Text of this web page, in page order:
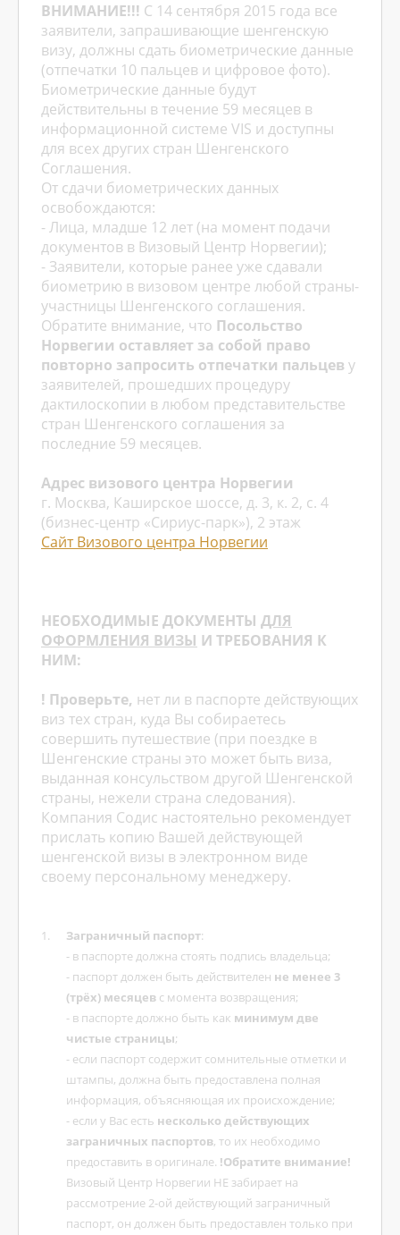
ВНИМАНИЕ!!! С 14 сентября 2015 года все
заявители, запрашивающие шенгенскую
визу, должны сдать биометрические данные
(отпечатки 10 пальцев и цифровое фото).
Биометрические данные будут
действительны в течение 59 месяцев в
информационной системе VIS и доступны
для всех других стран Шенгенского
Соглашения.
От сдачи биометрических данных
освобождаются:
- Лица, младше 12 лет (на момент подачи
документов в Визовый Центр Норвегии);
- Заявители, которые ранее уже сдавали
биометрию в визовом центре любой страны-
участницы Шенгенского соглашения.
Обратите внимание, что Посольство
Норвегии оставляет за собой право
повторно запросить отпечатки пальцеву
заявителей, прошедших процедуру
дактилоскопии в любом представительстве
стран Шенгенского соглашения за
последние 59 месяцев.
Адрес визового центра Норвегии
г. Москва, Каширское шоссе, д. 3, к. 2, с. 4
(бизнес-центр «Сириус-парк»), 2 этаж
Сайт Визового центра Норвегии
НЕОБХОДИМЫЕ ДОКУМЕНТЫ ДЛЯ
ОФОРМЛЕНИЯ ВИЗЫ И ТРЕБОВАНИЯ К
НИМ:
! Проверьте, нет ли в паспорте действующих
виз тех стран, куда Вы собираетесь
совершить путешествие (при поездке в
Шенгенские страны это может быть виза,
выданная консульством другой Шенгенской
страны, нежели страна следования).
Компания Содис настоятельно рекомендует
прислать копию Вашей действующей
шенгенской визы в электронном виде
своему персональному менеджеру.
Заграничный паспорт:
- в паспорте должна стоять подпись владельца;
- паспорт должен быть действителен не менее 3
(трёх) месяцев с момента возвращения;
- в паспорте должно быть как минимум две
чистые страницы;
- если паспорт содержит сомнительные отметки и
штампы, должна быть предоставлена полная
информация, объясняющая их происхождение;
- если у Вас есть несколько действующих
заграничных паспортов, то их необходимо
предоставить в оригинале. !Обратите внимание!
Визовый Центр Норвегии НЕ забирает на
рассмотрение 2-ой действующий заграничный
паспорт, он должен быть предоставлен только при